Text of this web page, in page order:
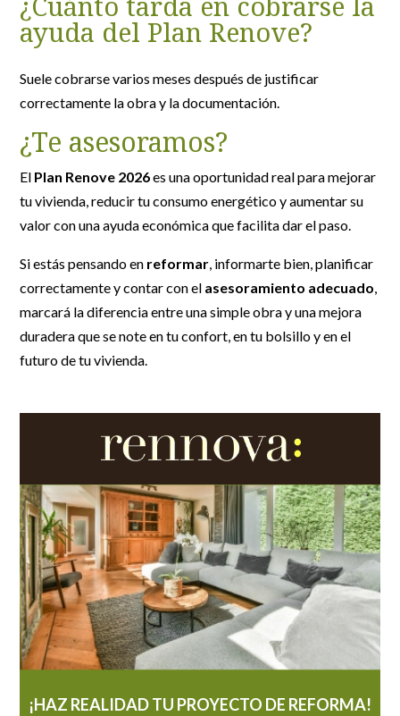
ayuda del Plan Renove?
Suele cobrarse varios meses después de justificar
correctamente la obra y la documentación.
¿Te asesoramos?
El Plan Renove 2026es una oportunidad real para mejorar
tu vivienda, reducir tu consumo energético y aumentar su
valor con una ayuda económica que facilita dar el paso.
Si estás pensando en reformar, informarte bien, planificar
correctamente y contar con el asesoramiento adecuado,
marcará la diferencia entre una simple obra y una mejora
duradera que se note en tu confort, en tu bolsillo y en el
futuro de tu vivienda.
¡HAZ REALIDAD TU PROYECTO DE REFORMA!